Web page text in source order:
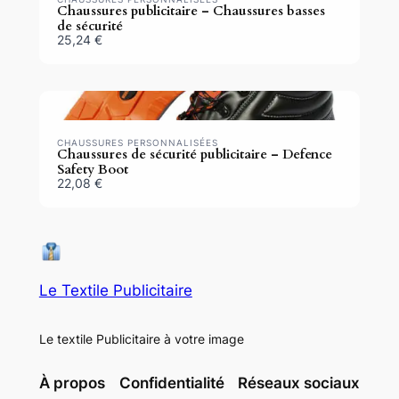
Chaussures publicitaire – Chaussures basses
de sécurité
25,24 €
CHAUSSURES PERSONNALISÉES
Chaussures de sécurité publicitaire – Defence
Safety Boot
22,08 €
Le Textile Publicitaire
Le textile Publicitaire à votre image
À propos Confidentialité Réseaux sociaux